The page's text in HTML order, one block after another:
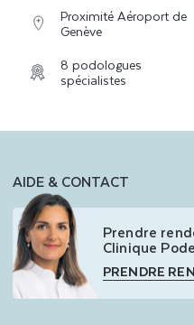
Proximité Aéroport de
Genève
8 podologues
spécialistes
AIDE & CONTACT
Prendre
Clinique
PRENDRE